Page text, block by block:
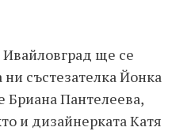
ще се
състезателка Йонка
Пантелеева,
и дизайнерката Катя